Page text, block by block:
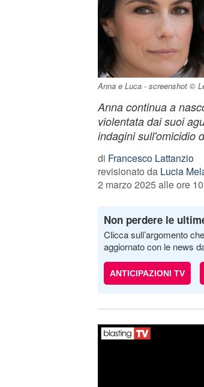
Anna e Luca - screenshot ©
Anna continua a
violentata dai suoi
indagini sull'omicidio
di Francesco Lattanzio
revisionato da Lucia
2 marzo 2025 alle ore
Non perdere le
Clicca sull’argomento
aggiornato con le news
ANTICIPAZIONI TV